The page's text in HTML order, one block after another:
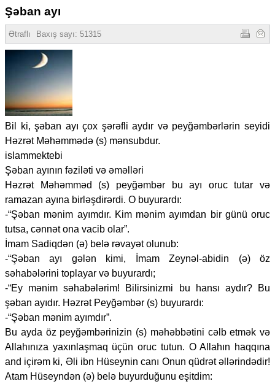
Şəban ayı
Ətraflı Baxış sayı: 51315
Bil ki, şəban ayı çox şərəfli aydır və peyğəmbərlərin seyidi
Həzrət Məhəmmədə (s) mənsubdur.
islammektebi
Şəban ayının fəziləti və əməlləri
Həzrət Məhəmməd (s) peyğəmbər bu ayı oruc tutar və
ramazan ayına birləşdirərdi. O buyurardı:
-“Şəban mənim ayımdır. Kim mənim ayımdan bir günü oruc
tutsa, cənnət ona vacib olar”.
İmam Sadiqdən (ə) belə rəvayət olunub:
-“Şəban ayı gələn kimi, İmam Zeynəl-abidin (ə) öz
səhabələrini toplayar və buyurardı;
-“Ey mənim səhabələrim! Bilirsinizmi bu hansı aydır? Bu
şəban ayıdır. Həzrət Peyğəmbər (s) buyurardı:
-“Şəban mənim ayımdır”.
Bu ayda öz peyğəmbərinizin (s) məhəbbətini cəlb etmək və
Allahınıza yaxınlaşmaq üçün oruc tutun. O Allahın haqqına
and içirəm ki, Əli ibn Hüseynin canı Onun qüdrət əllərindədir!
Atam Hüseyndən (ə) belə buyurduğunu eşitdim: